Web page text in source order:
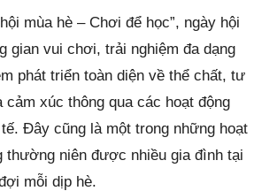
mùa hè – Chơi để học”, ngày hội
gian vui chơi, trải nghiệm đa dạng
phát triển toàn diện về thể chất, tư
cảm xúc thông qua các hoạt động
Đây cũng là một trong những hoạt
thường niên được nhiều gia đình tại
mỗi dịp hè.